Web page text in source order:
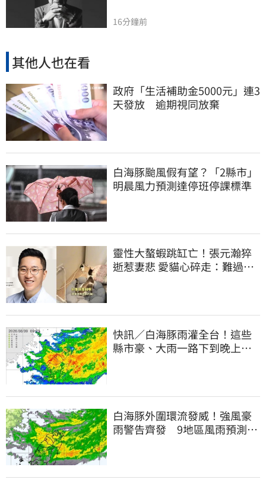
16分鐘前
其他人也在看
政府「生活補助金5000元」連3
天發放 逾期視同放棄
白海豚颱風假有望？「2縣市」
明晨風力預測達停班停課標準
靈性大螯蝦跳缸亡！張元瀚猝
逝惹妻悲 愛貓心碎走：難過不
快訊／白海豚雨灌全台！這些
縣市豪、大雨一路下到晚上 3
白海豚外圍環流發威！強風豪
雨警告齊發 9地區風雨預測達